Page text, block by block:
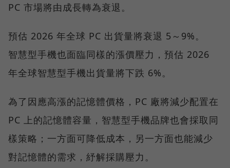
PC 市場將由成長轉為衰退。
預估 2026 年全球 PC 出貨量將衰退 5～9%。
智慧型手機也面臨同樣的漲價壓力，預估 2026
年全球智慧型手機出貨量將下跌 6%。
為了因應高漲的記憶體價格，PC 廠將減少配置在
PC 上的記憶體容量，智慧型手機品牌也會採取同
樣策略；一方面可降低成本，另一方面也能減少
對記憶體的需求，紓解採購壓力。